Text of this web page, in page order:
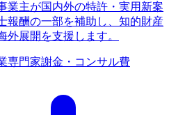
業主が国内外の特許・実用新案
報酬の一部を補助し、知的財産
展開を支援します。
専門家謝金・コンサル費